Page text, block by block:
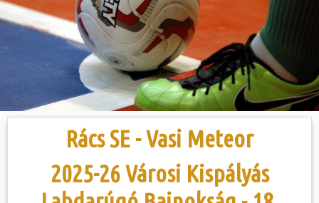
Sport
Szabadidő
Hasznos
Rács SE - Vasi Meteor
2025-26 Városi Kispályás